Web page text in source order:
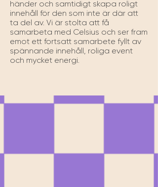
händer och samtidigt skapa roligt
innehåll för den som inte är där att
ta del av. Vi är stolta att få
samarbeta med Celsius och ser fram
emot ett fortsatt samarbete fyllt av
spännande innehåll, roliga event
och mycket energi.